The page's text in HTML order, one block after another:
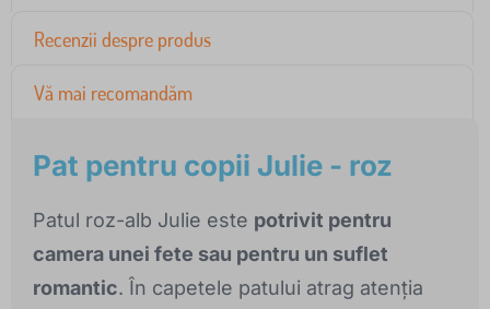
Recenzii despre produs
Vă mai recomandăm
Pat pentru copii Julie - roz
Patul roz-alb Julie este potrivit pentru
camera unei fete sau pentru un suflet
romantic. În capetele patului atrag atenția